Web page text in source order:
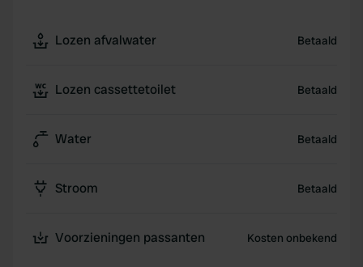
Lozen afvalwater Betaald
Lozen cassettetoilet Betaald
Water Betaald
Stroom Betaald
Voorzieningen passanten Kosten onbekend